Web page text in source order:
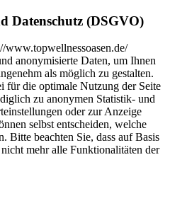
Datenschutz (DSGVO)
anonymisierte Daten, um Ihnen
als möglich zu gestalten.
für die optimale Nutzung der Seite
zu anonymen Statistik- und
oder zur Anzeige
selbst entscheiden, welche
Bitte beachten Sie, dass auf Basis
mehr alle Funktionalitäten der